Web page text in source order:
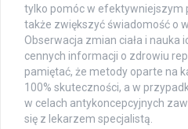
tylko pomóc w efektywniejszym
także zwiększyć świadomość o
Obserwacja zmian ciała i nauka
cennych informacji o zdrowiu
pamiętać, że metody oparte na
100% skuteczności, a w
w celach antykoncepcyjnych
się z lekarzem specjalistą.